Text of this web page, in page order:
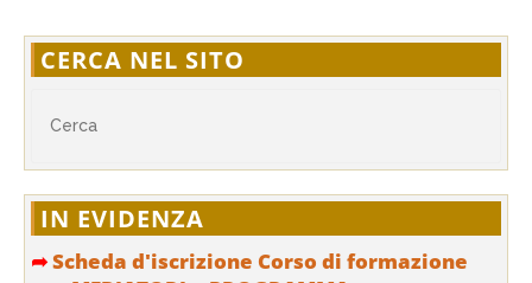
CERCA NEL SITO
IN EVIDENZA
➦Scheda d'iscrizione Corso di formazione